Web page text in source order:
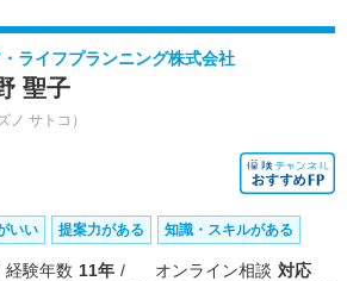
ライフプランニング株式会社
聖子
ノ サトコ）
いい 提案力がある 知識・スキルがある
経験年数 11年 オンライン相談 対応